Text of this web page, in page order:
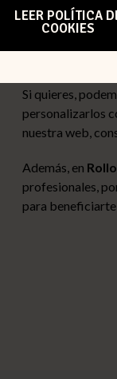
LEER POLÍTICA
COOKIES
TODO
Si quieres,
personalizarlos
nuestra web,
Además, en
profesionales,
para